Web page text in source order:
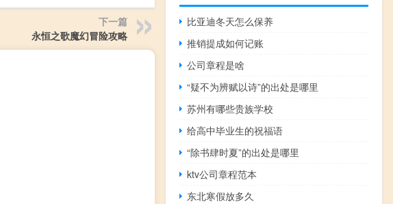
下一篇
永恒之歌魔幻冒险攻略
比亚迪冬天怎么保养
推销提成如何记账
公司章程是啥
“疑不为辨赋以诗”的出处是哪里
苏州有哪些贵族学校
给高中毕业生的祝福语
“除书肆时夏”的出处是哪里
ktv公司章程范本
东北寒假放多久